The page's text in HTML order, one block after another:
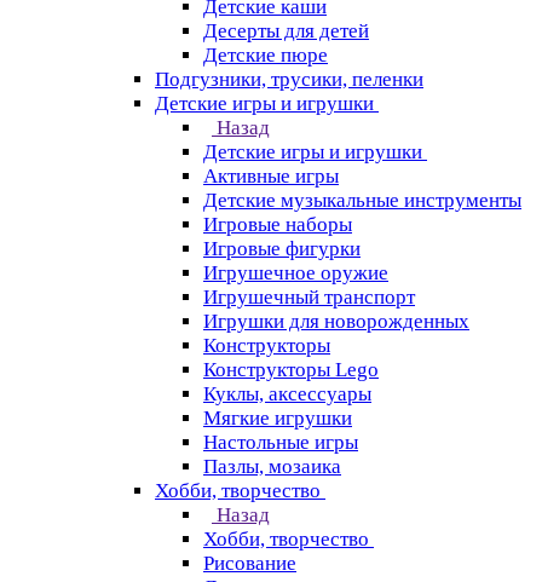
Детские каши
Десерты для детей
Детские пюре
Подгузники, трусики, пеленки
Детские игры и игрушки
Назад
Детские игры и игрушки
Активные игры
Детские музыкальные инструменты
Игровые наборы
Игровые фигурки
Игрушечное оружие
Игрушечный транспорт
Игрушки для новорожденных
Конструкторы
Конструкторы Lego
Куклы, аксессуары
Мягкие игрушки
Настольные игры
Пазлы, мозаика
Хобби, творчество
Назад
Хобби, творчество
Рисование